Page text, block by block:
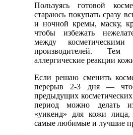
Пользуясь готовой
стараюсь покупать сразу
и ночной кремы, маску,
чтобы избежать
между
производителей. Тем
аллергические реакции
Если решаю сменить
перерыв 2-3 дня —
предыдущих
период можно делать
«уикенд» для кожи
самые любимые и лучшие